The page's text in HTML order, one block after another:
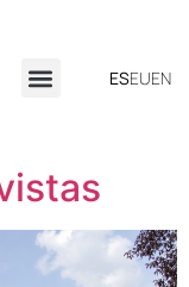
ESEUEN